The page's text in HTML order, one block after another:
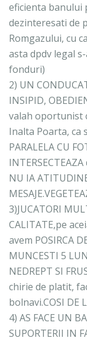
eficienta banului
dezinteresati de
Romgazului, cu
asta dpdv legal
fonduri)
2) UN
INSIPID,
valah oportunist
Inalta Poarta, ca
PARALELA CU
NU IA
3)JUCATORI
CALITATE,pe
avem POSIRCA
MUNCESTI 5
NEDREPT SI
chirie de platit,
bolnavi.COSI DE
4) AS FACE UN
SUPORTERII IN